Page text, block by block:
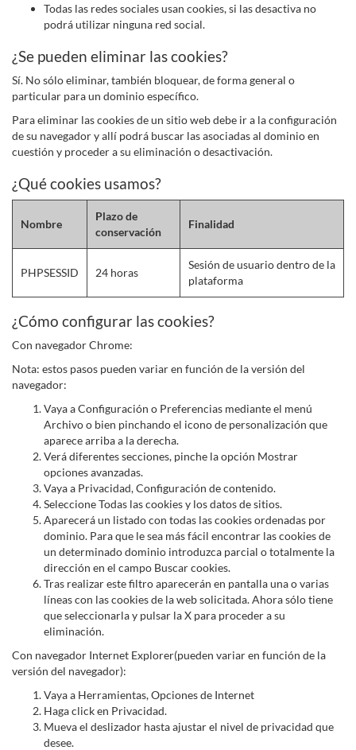
Todas las redes sociales usan cookies, si las desactiva no
podrá utilizar ninguna red social.
¿Se pueden eliminar las cookies?
Sí. No sólo eliminar, también bloquear, de forma general o
particular para un dominio específico.
Para eliminar las cookies de un sitio web debe ir a la configuración
de su navegador y allí podrá buscar las asociadas al dominio en
cuestión y proceder a su eliminación o desactivación.
¿Qué cookies usamos?
Nombre
Plazo de
conservación
Finalidad
PHPSESSID 24 horas
Sesión de usuario dentro de la
plataforma
¿Cómo configurar las cookies?
Con navegador Chrome:
Nota: estos pasos pueden variar en función de la versión del
navegador:
Vaya a Configuración o Preferencias mediante el menú
Archivo o bien pinchando el icono de personalización que
aparece arriba a la derecha.
Verá diferentes secciones, pinche la opción Mostrar
opciones avanzadas.
Vaya a Privacidad, Configuración de contenido.
Seleccione Todas las cookies y los datos de sitios.
Aparecerá un listado con todas las cookies ordenadas por
dominio. Para que le sea más fácil encontrar las cookies de
un determinado dominio introduzca parcial o totalmente la
dirección en el campo Buscar cookies.
Tras realizar este filtro aparecerán en pantalla una o varias
líneas con las cookies de la web solicitada. Ahora sólo tiene
que seleccionarla y pulsar la X para proceder a su
eliminación.
Con navegador Internet Explorer(pueden variar en función de la
versión del navegador):
Vaya a Herramientas, Opciones de Internet
Haga click en Privacidad.
Mueva el deslizador hasta ajustar el nivel de privacidad que
desee.